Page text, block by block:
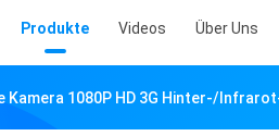
Produkte Videos Über Uns
Kamera 1080P HD 3G Hinter-/